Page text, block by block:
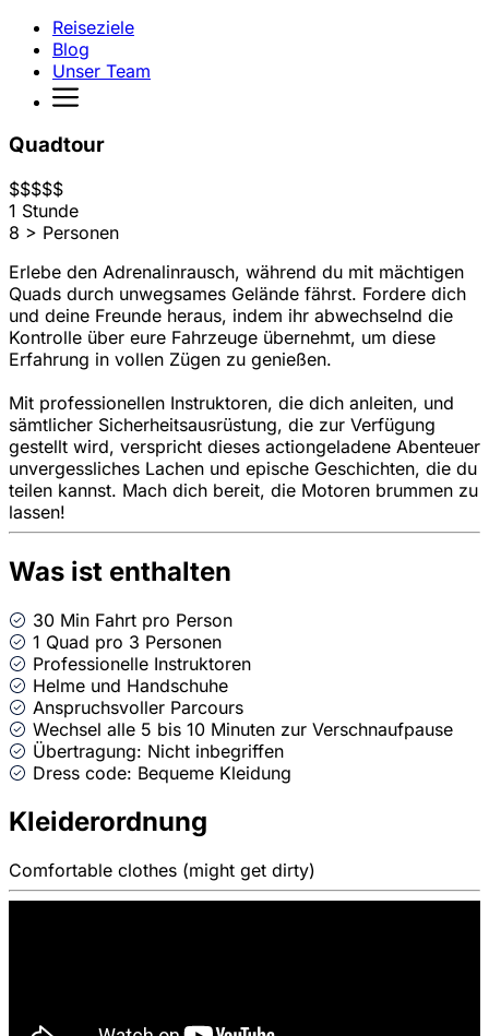
Reiseziele
Blog
Unser Team
Quadtour
$$$$$
1 Stunde
8 > Personen
Erlebe den Adrenalinrausch, während du mit mächtigen
Quads durch unwegsames Gelände fährst. Fordere dich
und deine Freunde heraus, indem ihr abwechselnd die
Kontrolle über eure Fahrzeuge übernehmt, um diese
Erfahrung in vollen Zügen zu genießen.
Mit professionellen Instruktoren, die dich anleiten, und
sämtlicher Sicherheitsausrüstung, die zur Verfügung
gestellt wird, verspricht dieses actiongeladene Abenteuer
unvergessliches Lachen und epische Geschichten, die du
teilen kannst. Mach dich bereit, die Motoren brummen zu
lassen!
Was ist enthalten
30 Min Fahrt pro Person
1 Quad pro 3 Personen
Professionelle Instruktoren
Helme und Handschuhe
Anspruchsvoller Parcours
Wechsel alle 5 bis 10 Minuten zur Verschnaufpause
Übertragung: Nicht inbegriffen
Dress code: Bequeme Kleidung
Kleiderordnung
Comfortable clothes (might get dirty)